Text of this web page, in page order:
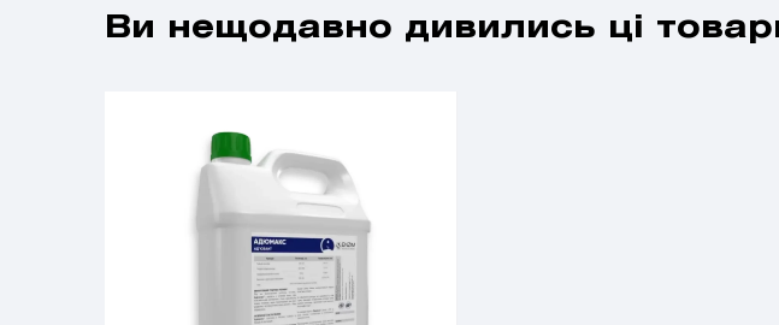
Ви нещодавно дивились ці